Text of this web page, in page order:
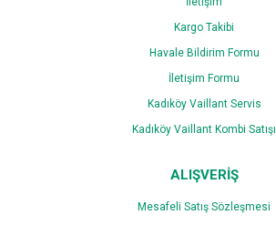
Kargo Takibi
Havale Bildirim Formu
İletişim Formu
Kadıköy Vaillant Servis
Kadıköy Vaillant Kombi Satışı
ALIŞVERİŞ
Mesafeli Satış Sözleşmesi